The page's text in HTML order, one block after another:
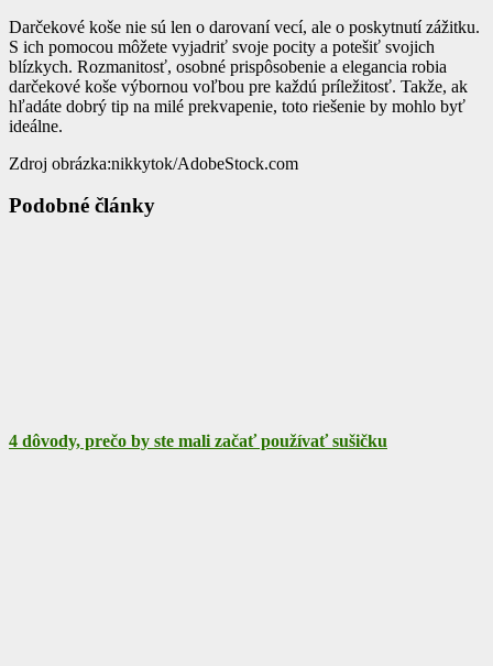
Darčekové koše nie sú len o darovaní vecí, ale o poskytnutí zážitku.
S ich pomocou môžete vyjadriť svoje pocity a potešiť svojich
blízkych. Rozmanitosť, osobné prispôsobenie a elegancia robia
darčekové koše výbornou voľbou pre každú príležitosť. Takže, ak
hľadáte dobrý tip na milé prekvapenie, toto riešenie by mohlo byť
ideálne.
Zdroj obrázka:nikkytok/AdobeStock.com
Podobné články
4 dôvody, prečo by ste mali začať používať sušičku